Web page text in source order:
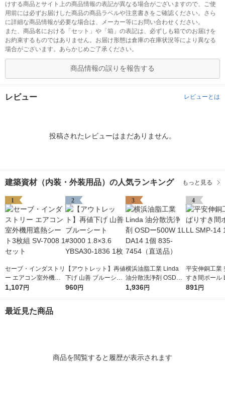
けする商品とサイト上の商品情報の表記が異なる場合がございますので、ご使
用前には必ずお届けした商品の商品ラベルや注意書きをご確認ください。さら
に詳細な商品情報が必要な場合は、メーカー等にお問い合わせください。
また、商品名における「セット」や「箱」の表記は、必ずしも箱でのお届けを
お約束するものではありません。お届け形態は倉庫の在庫状況等により異なる
場合がございます。あらかじめご了承ください。
商品情報の誤りを報告する
レビュー レビューとは
投稿されたレビューはまだありません。
建築資材（内装・外装用品）の人気ランキング もっと見る
1
セーブ・インダストリ
ー エアコン室外機用
遮熱シート3枚組 SV-7
1,107円
2
【アウトレット】再値
下げ 山善 ブルーシー
ト #3000 1.8×3.6 YB
960円
3
横浜油脂工業 Linda
油分散洗浄剤 OSDー5
00W 1L DA14 1個 83
1,936円
4
平安伸銅工業
すき間ポール
-14 1個
891円
最近見た商品
商品を閲覧すると履歴が表示されます